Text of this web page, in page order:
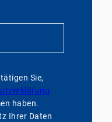
Sie,
haben.
Ihrer Daten